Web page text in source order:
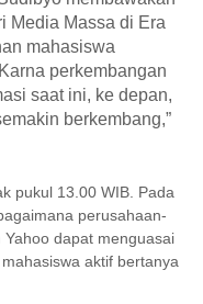
Media Massa di Era
mahasiswa
perkembangan
saat ini, ke depan,
berkembang,”
pukul 13.00 WIB. Pada
perusahaan-
dapat menguasai
aktif bertanya